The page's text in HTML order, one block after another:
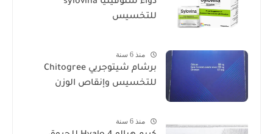
للتخسيس
منذ 6 سنة
برشام شيتوجريي Chitogree
للتخسيس وإنقاص الوزن
منذ 6 سنة